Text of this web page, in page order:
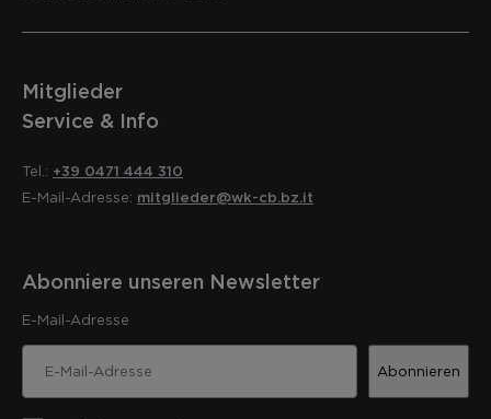
Mitglieder
Service & Info
Tel.: +39 0471 444 310
E-Mail-Adresse: mitglieder@wk-cb.bz.it
Abonniere unseren Newsletter
E-Mail-Adresse
Abonnieren